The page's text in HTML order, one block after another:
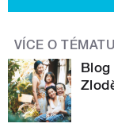
VÍCE O TÉMATU